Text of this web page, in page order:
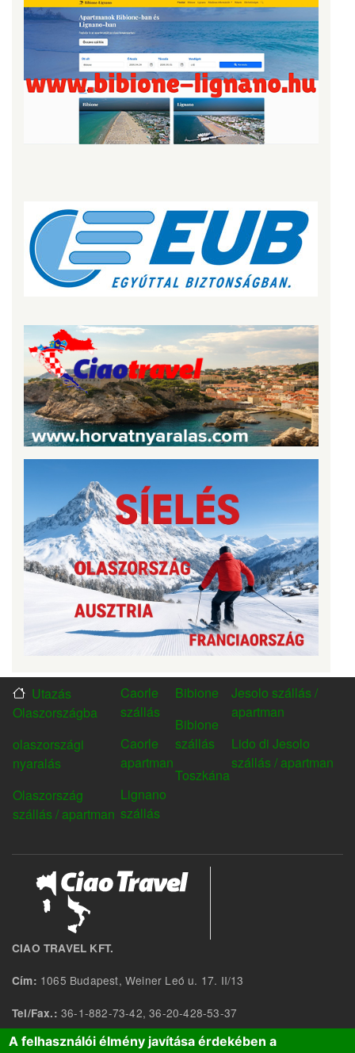
FOOTER
MENU1
Utazás
Olaszországba
olaszországi
nyaralás
Olaszország
szállás / apartman
FOOTER
MENU2
Caorle
szállás
Caorle
apartman
Lignano
szállás
FOOTER
Bibione
Bibione
szállás
Toszkána
FOOTER
MENU4
Jesolo szállás /
apartman
Lido di Jesolo
szállás / apartman
CIAO TRAVEL KFT.
Cím: 1065 Budapest, Weiner Leó u. 17. II/13
Tel/Fax.: 36-1-882-73-42, 36-20-428-53-37
E-mail: monika@ciaotravel.hu
A felhasználói élmény javítása érdekében a